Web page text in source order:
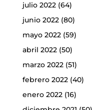
julio 2022(64)
junio 2022(80)
mayo 2022(59)
abril 2022(50)
marzo 2022(51)
febrero 2022(40)
enero 2022(16)